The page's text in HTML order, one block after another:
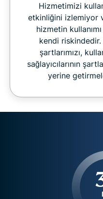
Hizmetimizi
etkinliğini izlemiyor
hizmetin
kendi riskindedir.
şartlarımızı,
sağlayıcılarının
yerine